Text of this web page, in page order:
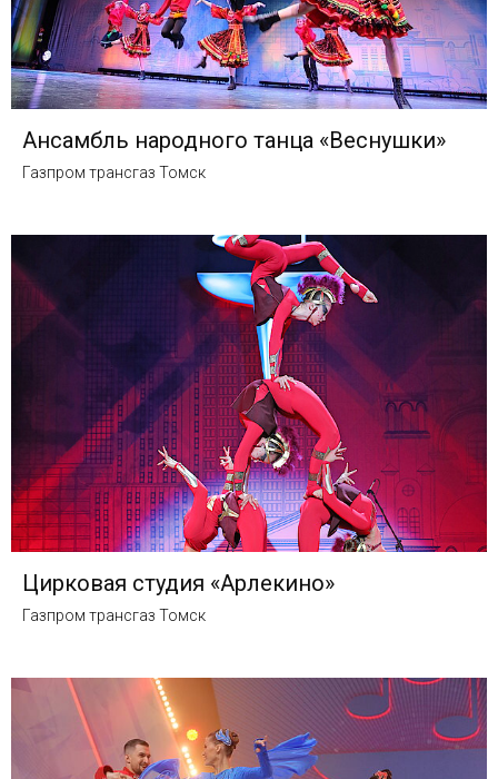
Ансамбль народного танца «Веснушки»
Газпром трансгаз Томск
Цирковая студия «Арлекино»
Газпром трансгаз Томск